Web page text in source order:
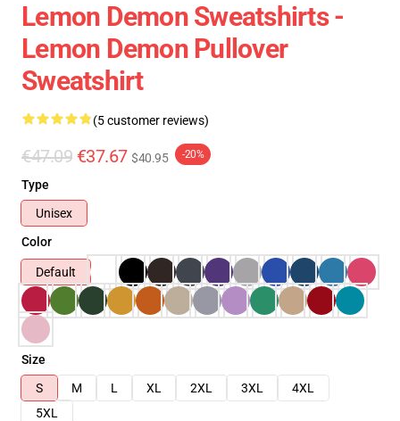
Lemon Demon Sweatshirts -
Lemon Demon Pullover
Sweatshirt
(5 customer reviews)
€47.09 €37.67 $40.95 -20%
Type
Unisex
Color
Default
Size
S
M L XL 2XL 3XL
4XL
5XL